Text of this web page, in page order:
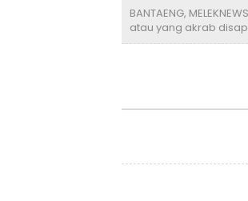
BANTAENG,
atau yang akrab